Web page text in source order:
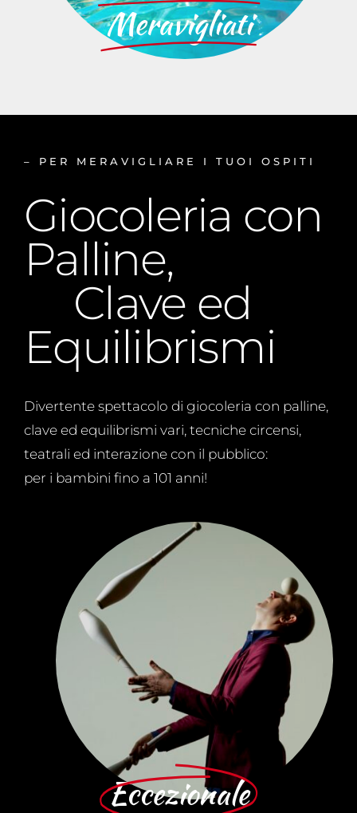
Meravigliati
– PER MERAVIGLIARE I TUOI OSPITI
Giocoleria con
Palline,
Clave ed
Equilibrismi
Divertente spettacolo di ⁠giocoleria con palline,
clave ed equilibrismi vari, tecniche circensi,
teatrali ed interazione con il pubblico:
per i bambini fino a 101 anni!
Eccezionale